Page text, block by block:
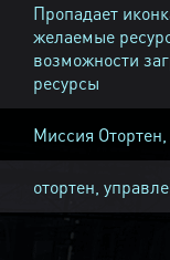
Пропадает
желаемые
возможности
ресурсы
Миссия
отортен,